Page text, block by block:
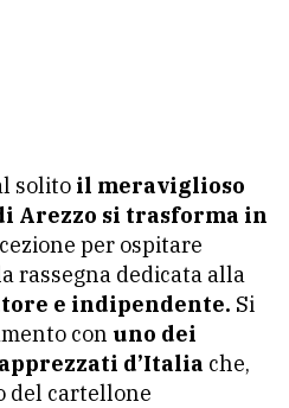
solito il meraviglioso
Arezzo si trasforma in
per ospitare
rassegna dedicata alla
e indipendente. Si
con uno dei
d’Italia che,
del cartellone